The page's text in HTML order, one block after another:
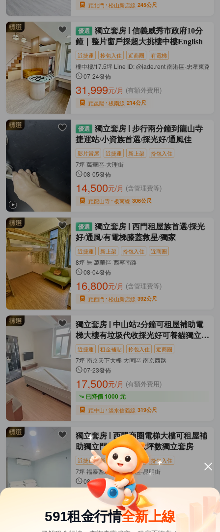
距北門 松山新店線 245公尺
獨立套房
信義威秀市政府10分
鐘｜整片窗戶採超大挑樓中樓English
近捷運 拎包入住 近商圈 有電梯
樓中樓/17.5坪 Line ID: @jade.rent 南港區-忠孝東路六
07-24發佈
31,999元/月 (有額外費用)
距昆陽 板南線 214公尺
獨立套房
步行兩分鐘到龍山寺
捷運站/小資族首選/採光好/通風佳
影片賞屋 近捷運 新上架 拎包入住
7坪 萬華區-大理街
08-05發佈
14,500元/月 (含管理費等)
距龍山寺 板南線 306公尺
獨立套房
西門租屋族首選/採光
好/通風/有電梯膝蓋救星/獨家
近捷運 新上架 拎包入住 近商圈
8坪 無 萬華區-西寧南路
08-04發佈
16,800元/月 (含管理費等)
距西門 松山新店線 392公尺
獨立套房
中山站2分鐘可租屋補助電
梯大樓有垃圾代收採光好可養貓獨立套
房
近捷運 租金補貼 拎包入住 近商圈
7坪 南京天下大樓 大同區-南京西路
07-23發佈
17,500元/月 (有額外費用)
已降價 1000 元
距中山 淡水信義線 319公尺
獨立套房
西門商圈電梯大樓可租屋補
助獨立門牌採光好大坪數獨立套房
近捷運 新上架 租金補貼 拎包入住
7坪 福泰西北大樓 萬華區-昆明街
08-07發佈
15,800元/月 (含水費等)
距西門 松山新店線 464公尺
591租金行情全新上線